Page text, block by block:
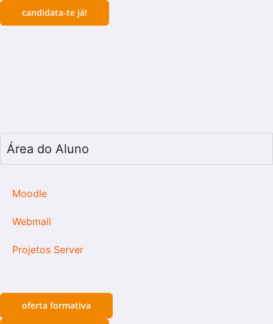
candidata-te já!
Área do Aluno
Moodle
Webmail
Projetos Server
oferta formativa